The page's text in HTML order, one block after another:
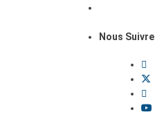
Nous Suivre